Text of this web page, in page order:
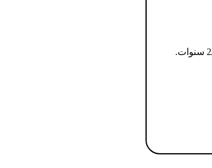
تتجدّد مقابل MAD ⁦124.99⁩/الشهر لـ2 سنوات.